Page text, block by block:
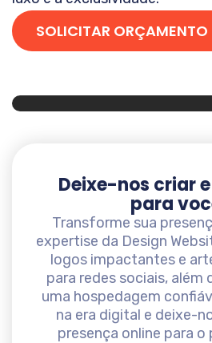
SOLICITAR ORÇAMENTO
Deixe-nos criar
para
Transforme sua
expertise da Design
logos impactantes e
para redes sociais, além
uma hospedagem
na era digital e deixe-
presença online para o